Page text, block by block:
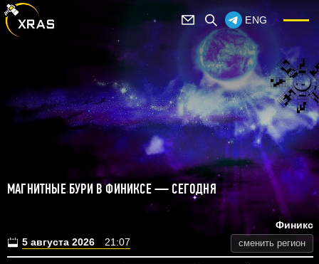
ENG
МАГНИТНЫЕ БУРИ В ФИНИКСЕ — СЕГОДНЯ
5 августа 2026 21:07
Финикс
сменить регион